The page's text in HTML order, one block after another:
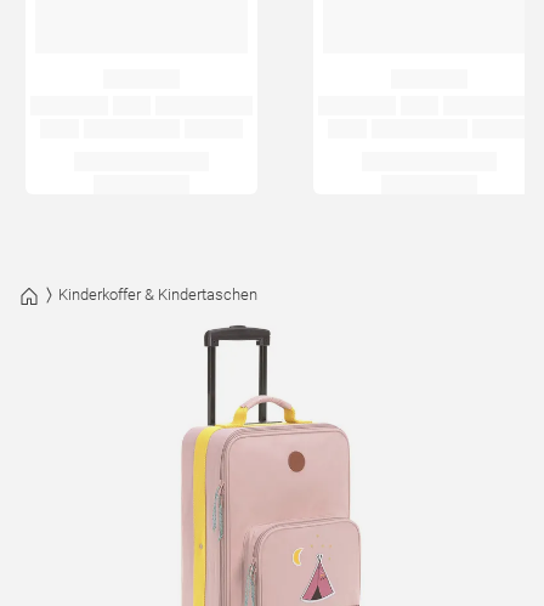
Kinderkoffer & Kindertaschen